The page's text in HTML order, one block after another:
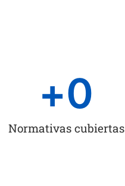
Normativas cubiertas
+0